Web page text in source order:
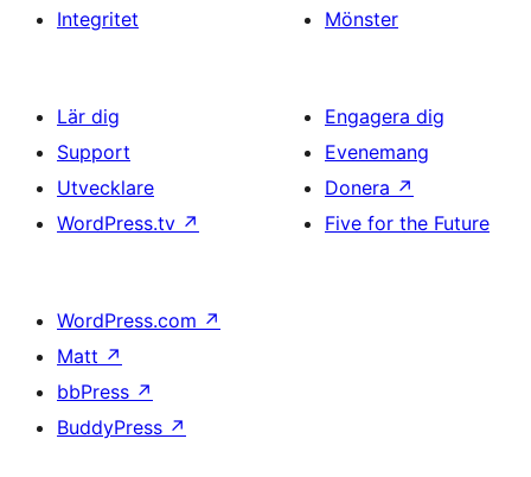
Integritet
Mönster
Lär dig
Support
Utvecklare
WordPress.tv ↗
Engagera dig
Evenemang
Donera ↗
Five for the Future
WordPress.com ↗
Matt ↗
bbPress ↗
BuddyPress ↗